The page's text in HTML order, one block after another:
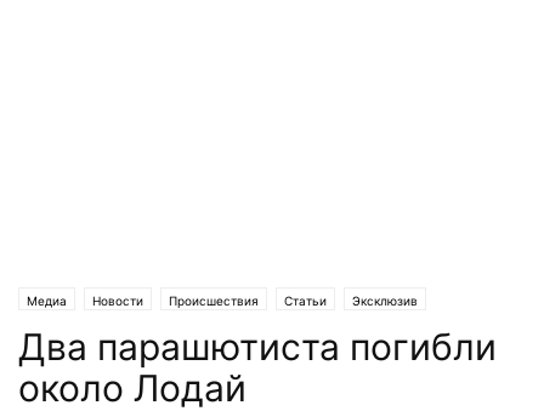
Медиа Новости Происшествия Статьи Эксклюзив
Два парашютиста погибли
около Лодай